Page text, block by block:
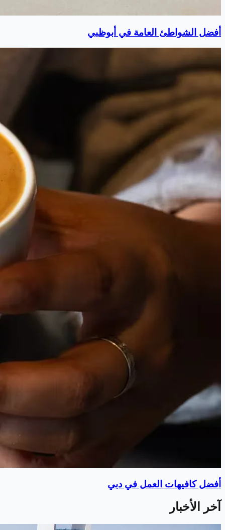
أفضل الشواطئ العامة في أبوظبي
أفضل كافيهات العمل في دبي
آخر الأخبار